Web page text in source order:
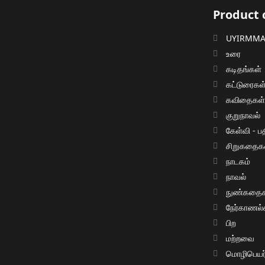
Product
உரை
கடிதங்கள்
கவிதைகள்
குறுநாவல்
கேள்வி -
நாடகம்
நாவல்
பிற
மற்றவை